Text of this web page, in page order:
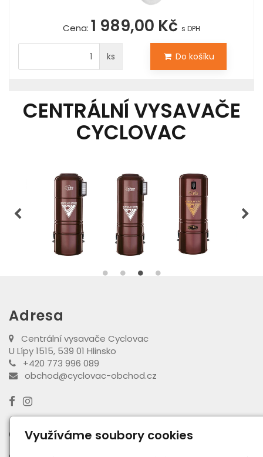
Cena: 1 989,00 Kč s DPH
ks Do košíku
CENTRÁLNÍ VYSAVAČE
CYCLOVAC
Adresa
Centrální vysavače Cyclovac
U Lípy 1515, 539 01 Hlinsko
+420 773 996 089
obchod@cyclovac-obchod.cz
Otevírací doba výdejny
Využíváme soubory cookies